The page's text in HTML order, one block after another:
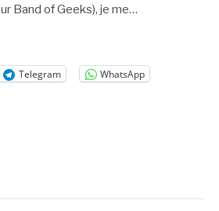
Band of Geeks), je me…
Telegram
WhatsApp